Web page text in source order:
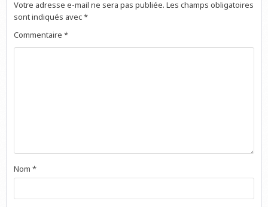
Votre adresse e-mail ne sera pas publiée. Les champs obligatoires
sont indiqués avec*
Commentaire*
Nom*